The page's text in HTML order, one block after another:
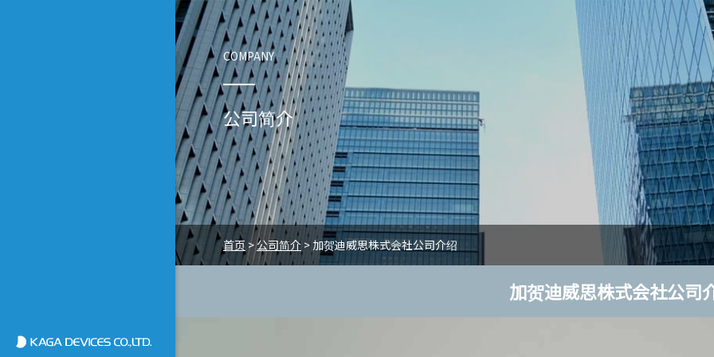
COMPANY
公司简介
首页 >公司简介 >加贺迪威思株式会社公司介绍
加贺迪威思株式会社公司